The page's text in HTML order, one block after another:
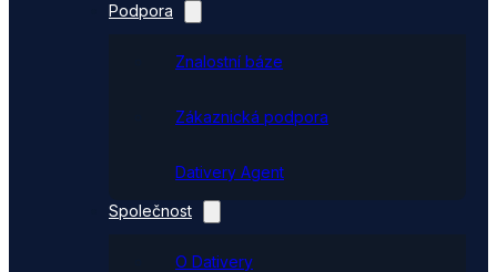
Podpora
Znalostní báze
Zákaznická podpora
Dativery Agent
Společnost
O Dativery